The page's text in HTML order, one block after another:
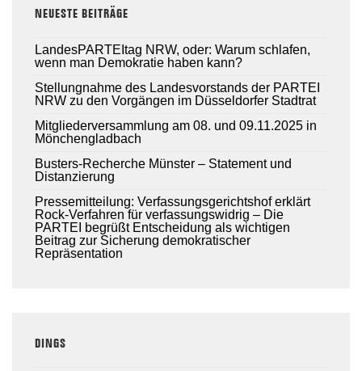
NEUESTE BEITRÄGE
LandesPARTEItag NRW, oder: Warum schlafen,
wenn man Demokratie haben kann?
Stellungnahme des Landesvorstands der PARTEI
NRW zu den Vorgängen im Düsseldorfer Stadtrat
Mitgliederversammlung am 08. und 09.11.2025 in
Mönchengladbach
Busters-Recherche Münster – Statement und
Distanzierung
Pressemitteilung: Verfassungsgerichtshof erklärt
Rock-Verfahren für verfassungswidrig – Die
PARTEI begrüßt Entscheidung als wichtigen
Beitrag zur Sicherung demokratischer
Repräsentation
DINGS